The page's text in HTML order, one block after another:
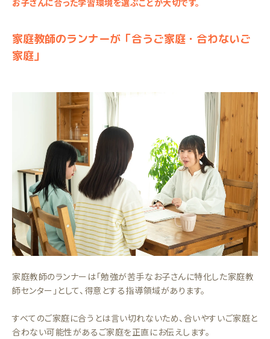
お子さんに合った学習環境を選ぶことが大切です。
家庭教師のランナーが「合うご家庭・合わないご
家庭」
家庭教師のランナーは「勉強が苦手なお子さんに特化した家庭教
師センター」として、得意とする指導領域があります。
すべてのご家庭に合うとは言い切れないため、合いやすいご家庭と
合わない可能性があるご家庭を正直にお伝えします。